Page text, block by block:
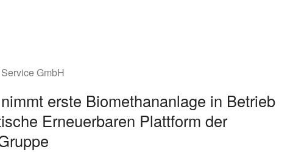
GmbH
erste Biomethananlage in Betrieb
Erneuerbaren Plattform der